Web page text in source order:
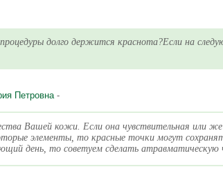
долго держится краснота?Если на
Петровна-
Вашей кожи. Если она чувствительная или
элементы, то красные точки могут
день, то советуем сделать атравматическую